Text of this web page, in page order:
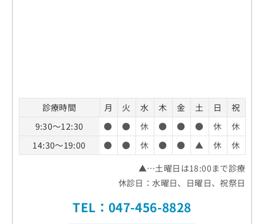
診療時間 月 火 水 木 金 土 日
祝
9:30～12:30
● ● 休 ● ● ● 休
休
14:30～19:00
● ● 休 ● ● ▲ 休
休
▲…土曜日は18:00まで診療
休診日：水曜日、日曜日、祝祭日
TEL：047-456-8828